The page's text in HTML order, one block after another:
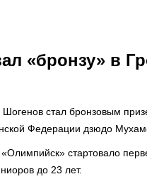
«бронзу» в
стал бронзовым
Федерации дзюдо
стартовало
до 23 лет.